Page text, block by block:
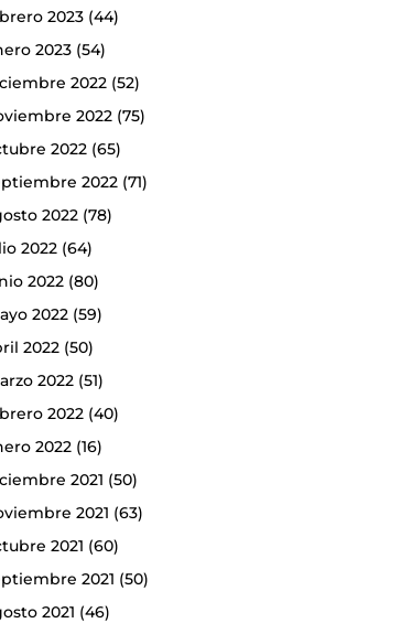
2023(44)
2023(54)
2022(52)
2022(75)
2022(65)
2022(71)
2022(78)
2022(64)
2022(80)
2022(59)
2022(50)
2022(51)
2022(40)
2022(16)
2021 (50)
2021 (63)
2021 (60)
2021 (50)
2021 (46)